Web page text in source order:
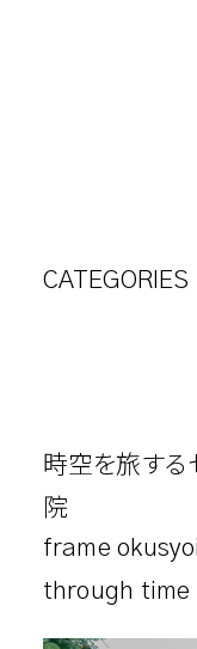
CATEGORIES
時空を旅す
院